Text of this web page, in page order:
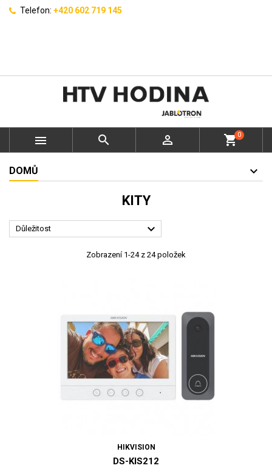
Telefon: +420 602 719 145
   shopping_cart0
DOMŮ
KITY
Důležitost 
Zobrazení 1-24 z 24 položek
HIKVISION
DS-KIS212